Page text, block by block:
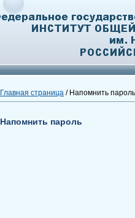
Главная страница / Напомнить пароль
Напомнить пароль